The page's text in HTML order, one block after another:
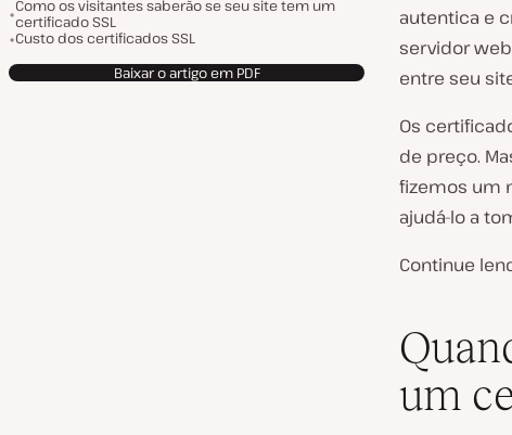
Como os visitantes saberão se seu site tem um
certificado SSL
Custo dos certificados SSL
Baixar o artigo em PDF
autentica e
servidor
entre seu
Os
de preço.
fizemos um
ajudá-lo a
Continue
um